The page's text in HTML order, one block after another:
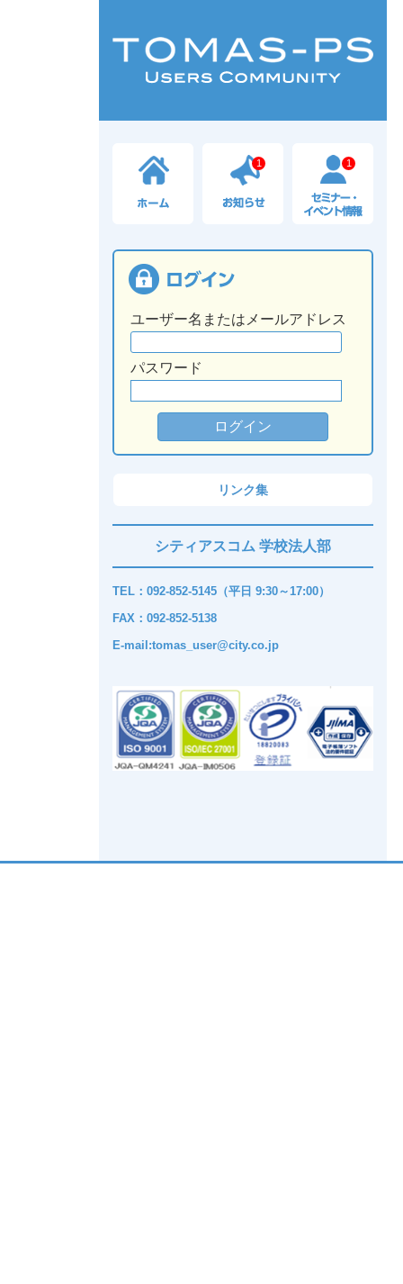
1 1
ユーザー名またはメールアドレス
パスワード
リンク集
シティアスコム 学校法人部
TEL：092-852-5145（平日 9:30～17:00）
FAX：092-852-5138
E-mail:tomas_user@city.co.jp